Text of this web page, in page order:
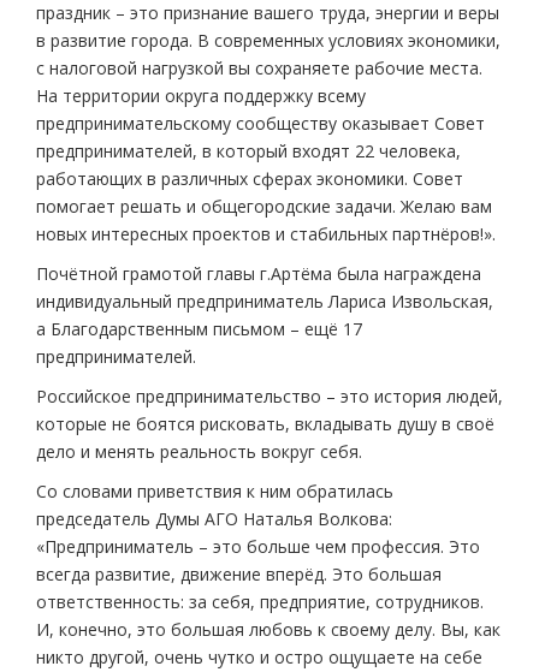
праздник – это признание вашего труда, энергии и веры
в развитие города. В современных условиях экономики,
с налоговой нагрузкой вы сохраняете рабочие места.
На территории округа поддержку всему
предпринимательскому сообществу оказывает Совет
предпринимателей, в который входят 22 человека,
работающих в различных сферах экономики. Совет
помогает решать и общегородские задачи. Желаю вам
новых интересных проектов и стабильных партнёров!».
Почётной грамотой главы г.Артёма была награждена
индивидуальный предприниматель Лариса Извольская,
а Благодарственным письмом – ещё 17
предпринимателей.
Российское предпринимательство – это история людей,
которые не боятся рисковать, вкладывать душу в своё
дело и менять реальность вокруг себя.
Со словами приветствия к ним обратилась
председатель Думы АГО Наталья Волкова:
«Предприниматель – это больше чем профессия. Это
всегда развитие, движение вперёд. Это большая
ответственность: за себя, предприятие, сотрудников.
И, конечно, это большая любовь к своему делу. Вы, как
никто другой, очень чутко и остро ощущаете на себе